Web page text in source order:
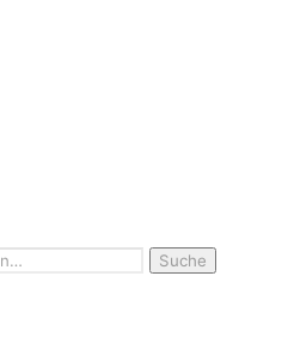
Suche